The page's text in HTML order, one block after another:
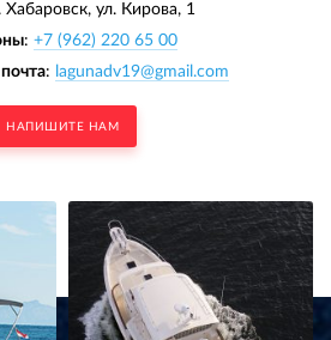
Хабаровск, ул. Кирова, 1
: +7 (962) 220 65 00
: lagunadv19@gmail.com
НАПИШИТЕ НАМ